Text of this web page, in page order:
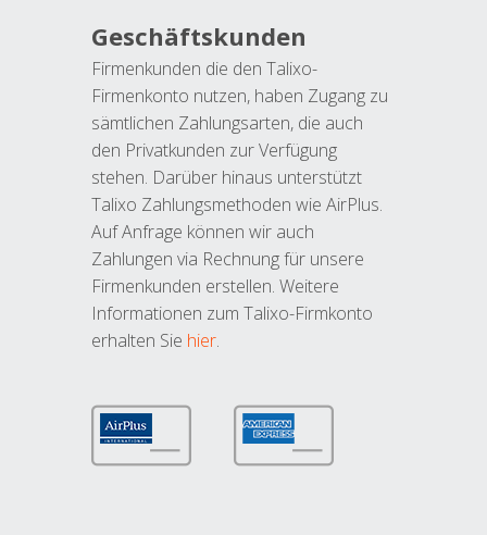
Geschäftskunden
Firmenkunden die den Talixo-
Firmenkonto nutzen, haben Zugang zu
sämtlichen Zahlungsarten, die auch
den Privatkunden zur Verfügung
stehen. Darüber hinaus unterstützt
Talixo Zahlungsmethoden wie AirPlus.
Auf Anfrage können wir auch
Zahlungen via Rechnung für unsere
Firmenkunden erstellen. Weitere
Informationen zum Talixo-Firmkonto
erhalten Sie hier.